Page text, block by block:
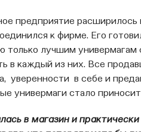
предприятие расширилось
к фирме. Его
только лучшим универмагам
в каждый из них. Все
уверенности в себе и
универмаги стало
в магазин и